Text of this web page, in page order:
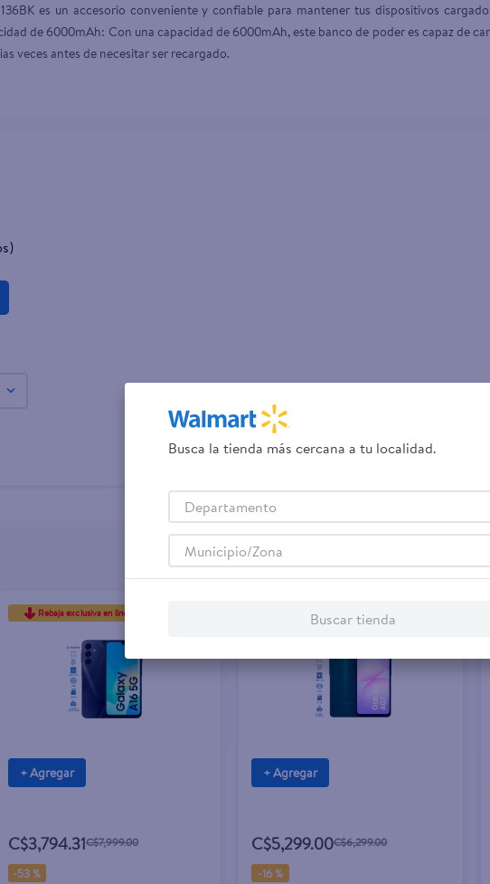
es un accesorio conveniente y confiable para mantener tus dispositivos
de 6000mAh: Con una capacidad de 6000mAh, este banco de poder es capaz de
veces antes de necesitar ser recargado.
Rebaja exclusiva en línea
+ Agregar
C$3,794.31C$7,999.00
-53 %
+ Agregar
C$5,299.00C$6,299.00
-16 %
Busca la tienda más cercana a tu localidad.
Departamento
Municipio/Zona
Buscar tienda